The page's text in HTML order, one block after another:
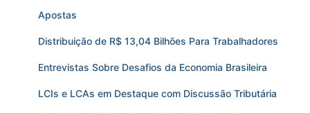
Apostas
Distribuição de R$ 13,04 Bilhões Para Trabalhadores
Entrevistas Sobre Desafios da Economia Brasileira
LCIs e LCAs em Destaque com Discussão Tributária